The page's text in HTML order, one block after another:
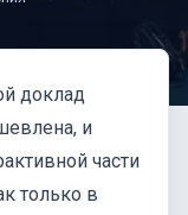
доклад
и
части
только в